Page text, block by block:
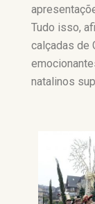
Tudo isso,
calçadas de
natalinos